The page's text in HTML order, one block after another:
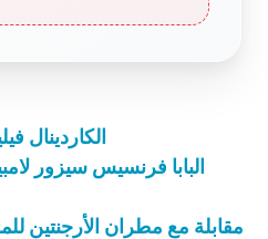
الكاردينال
البابا فرنسيس سيزور
مقابلة مع مطران الأرجنتين